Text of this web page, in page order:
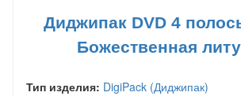
Диджипак DVD 4
Божественная
Тип изделия: DigiPack (Диджипак)